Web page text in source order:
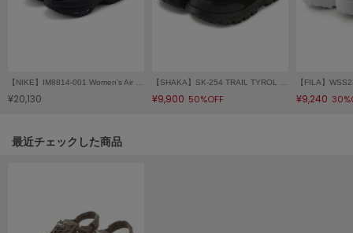
GRAMICCI
グラミチ
Henon.
へノン
ハンター
【NIKE】IM8814-001 Women's Air Max Phenomena ウィメンズ エア マックス フェノメナ
¥20,130
【SHAKA】SK-254 TRAIL TYROL MOC EX
¥9,900 50%OFF ¥9,240
関連記事
最近チェックした商品